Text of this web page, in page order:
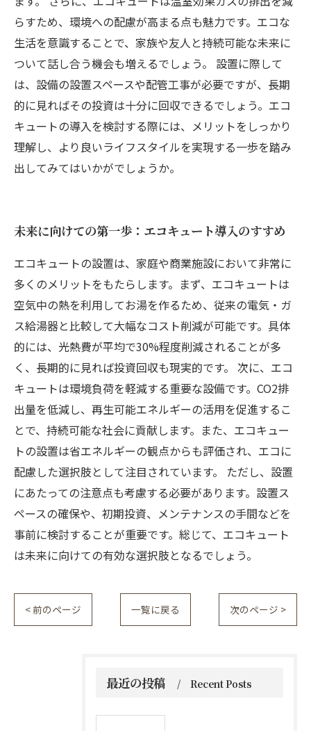
らすため、環境への配慮が高まる点も魅力です。エコな
生活を意識することで、家族や友人と持続可能な未来に
ついて話し合う機会も増えるでしょう。 設置に際して
は、設備の設置スペースや配管工事が必要ですが、長期
的に見ればその投資は十分に回収できるでしょう。エコ
キュートの導入を検討する際には、メリットをしっかり
理解し、より良いライフスタイルを実現する一歩を踏み
出してみてはいかがでしょうか。
未来に向けての第一歩：エコキュート導入のすすめ
エコキュートの設置は、家庭や商業施設において非常に
多くのメリットをもたらします。まず、エコキュートは
空気中の熱を利用してお湯を作るため、従来の電気・ガ
ス給湯器と比較して大幅なコスト削減が可能です。具体
的には、光熱費が平均で30%程度削減されることが多
く、長期的に見れば投資回収も現実的です。 次に、エコ
キュートは環境負荷を軽減する重要な設備です。CO2排
出量を低減し、再生可能エネルギーの活用を促進するこ
とで、持続可能な社会に貢献します。また、エコキュー
トの設置は省エネルギーの観点からも評価され、エコに
配慮した選択肢として注目されています。 ただし、設置
にあたっての注意点も考慮する必要があります。設置ス
ペースの確保や、初期投資、メンテナンスの手間などを
事前に検討することが重要です。総じて、エコキュート
は未来に向けての有効な選択肢となるでしょう。
< 前のページ 一覧に戻る 次のページ >
最近の投稿 Recent Posts